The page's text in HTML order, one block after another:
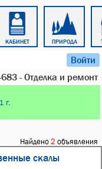
КАБИНЕТ ПРИРОДА
Войти
- Отделка и ремонт
г.
Найдено 2 объявления
скалы